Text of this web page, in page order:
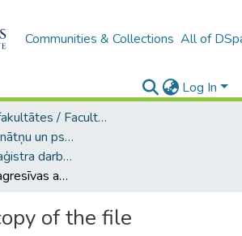
Communities & Collections All of
Log In
B4 – LU fakultātes / Faculties of the UL
A -- Izglītības zinātņu un psiholoģijas fakultāte / Faculty of Education Sciences and Psychology
Bakalaura un maģistra darbi (PPMF) / Bachelor's and Master's theses
Prosociālas un agresīvas autovadīšanas saistība ar satiksmes situācijas apzināšanos un citu satiksmes dalībnieku skatpunktu ņemšanu vērā
of the file